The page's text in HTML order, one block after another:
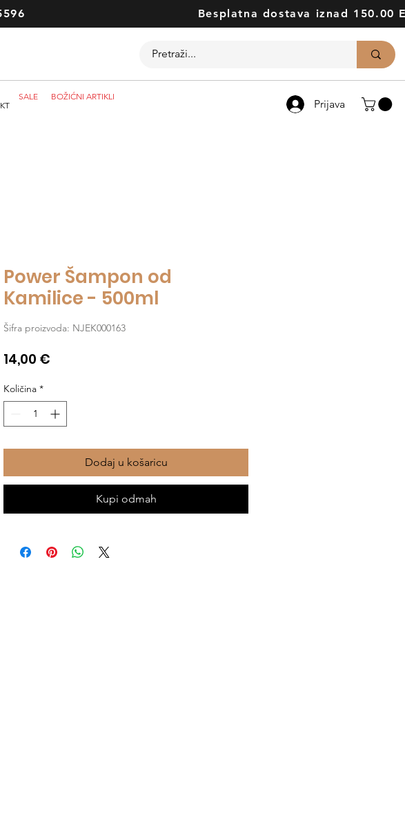
Besplatna dostava iznad 150.00
SALE BOŽIĆNI ARTIKLI
Prijava
Power Šampon od
Kamilice - 500ml
Šifra proizvoda: NJEK000163
14,00 €
Količina *
Dodaj u košaricu
Kupi odmah